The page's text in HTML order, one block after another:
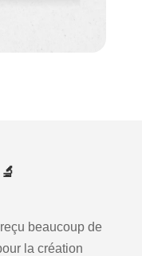
beaucoup de
la création